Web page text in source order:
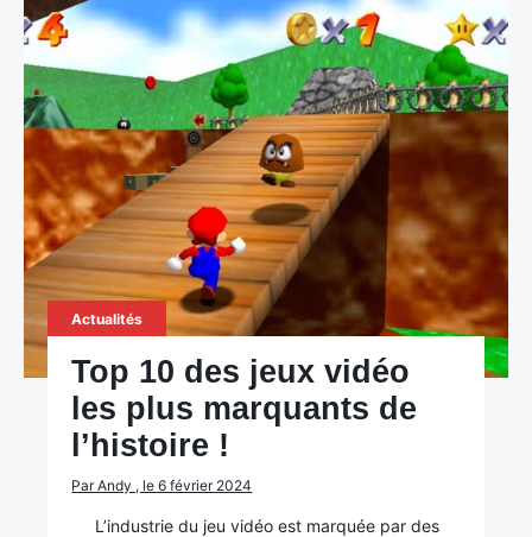
Actualités
Top 10 des jeux vidéo
les plus marquants de
l’histoire !
Par Andy , le 6 février 2024
L’industrie du jeu vidéo est marquée par des